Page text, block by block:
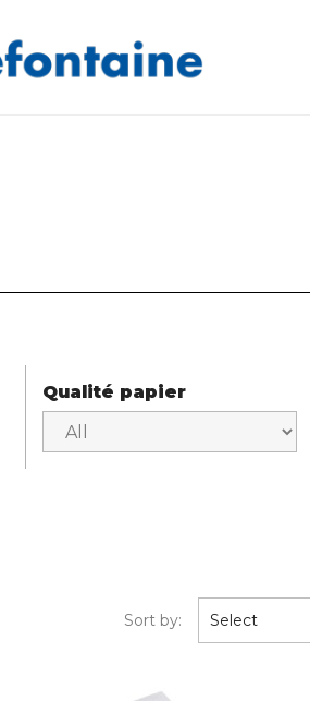
Qualité papier
Sort by: Select